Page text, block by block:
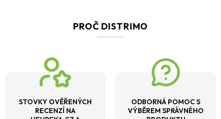
PROČ DISTRIMO
STOVKY OVĚŘENÝCH
RECENZÍ NA
ODBORNÁ POMOC S
VÝBĚREM SPRÁVNÉHO